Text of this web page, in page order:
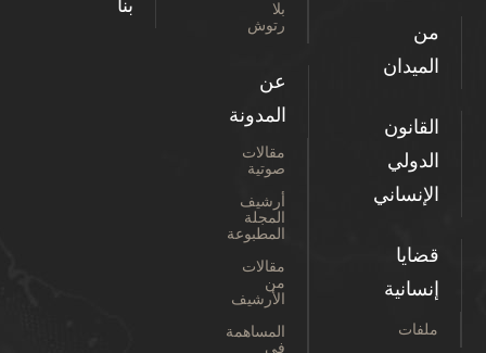
من
الميدان
القانون
الدولي
الإنساني
قضايا
إنسانية
ملفات
بلا
رتوش
عن
المدونة
مقالات
صوتية
أرشيف
المجلة
المطبوعة
مقالات
من
الأرشيف
المساهمة
في
بنا